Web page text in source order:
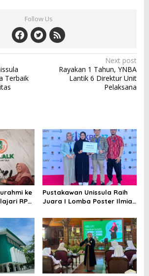
Follow Us
Terbaik
Next post
Rayakan 1 Tahun, YNBA
Lantik 6 Direktur Unit
Pelaksana
ke
RPL
Pustakawan Unissula Raih
Juara I Lomba Poster Ilmiah